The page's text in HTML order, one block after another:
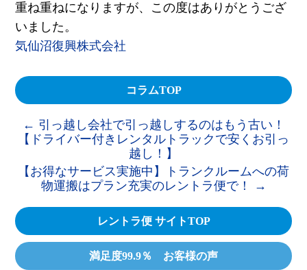
重ね重ねになりますが、この度はありがとうござ
いました。
気仙沼復興株式会社
コラムTOP
← 引っ越し会社で引っ越しするのはもう古い！
【ドライバー付きレンタルトラックで安くお引っ
越し！】
【お得なサービス実施中】トランクルームへの荷
物運搬はプラン充実のレントラ便で！
→
レントラ便 サイトTOP
満足度99.9％ お客様の声